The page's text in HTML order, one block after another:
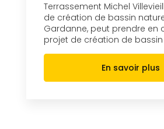
Terrassement Michel
de création de bassin
Gardanne, peut prendre en
projet de création de bassin
En savoir plus